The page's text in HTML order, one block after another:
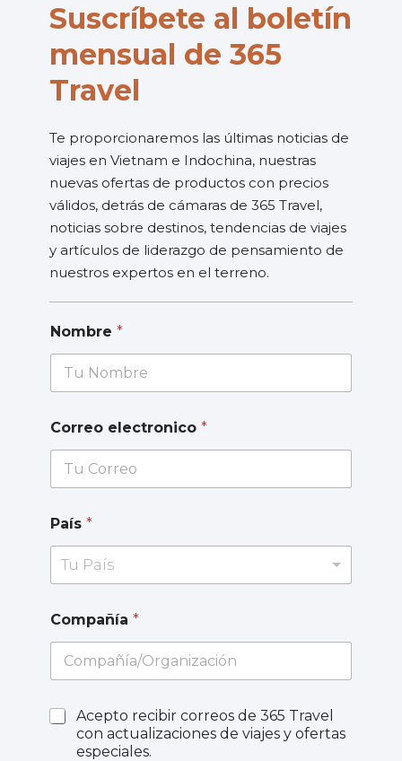
Suscríbete al boletín
mensual de 365
Travel
Te proporcionaremos las últimas noticias de
viajes en Vietnam e Indochina, nuestras
nuevas ofertas de productos con precios
válidos, detrás de cámaras de 365 Travel,
noticias sobre destinos, tendencias de viajes
y artículos de liderazgo de pensamiento de
nuestros expertos en el terreno.
Nombre *
Correo electronico *
País *
Tu País
Compañía *
Acepto recibir correos de 365 Travel
con actualizaciones de viajes y ofertas
especiales.